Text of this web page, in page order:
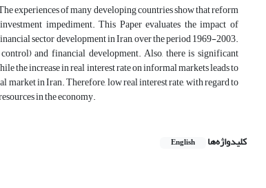
experiences of many developing countries show that reform
impediment. This Paper evaluates the impact of
sector development in Iran, over the period 1969-2003.
and financial development. Also, there is significant
the increase in real interest rate on informal markets leads to
in Iran. Therefore, low real interest rate, with regard to
in the economy.
کلیدواژه‌ها English